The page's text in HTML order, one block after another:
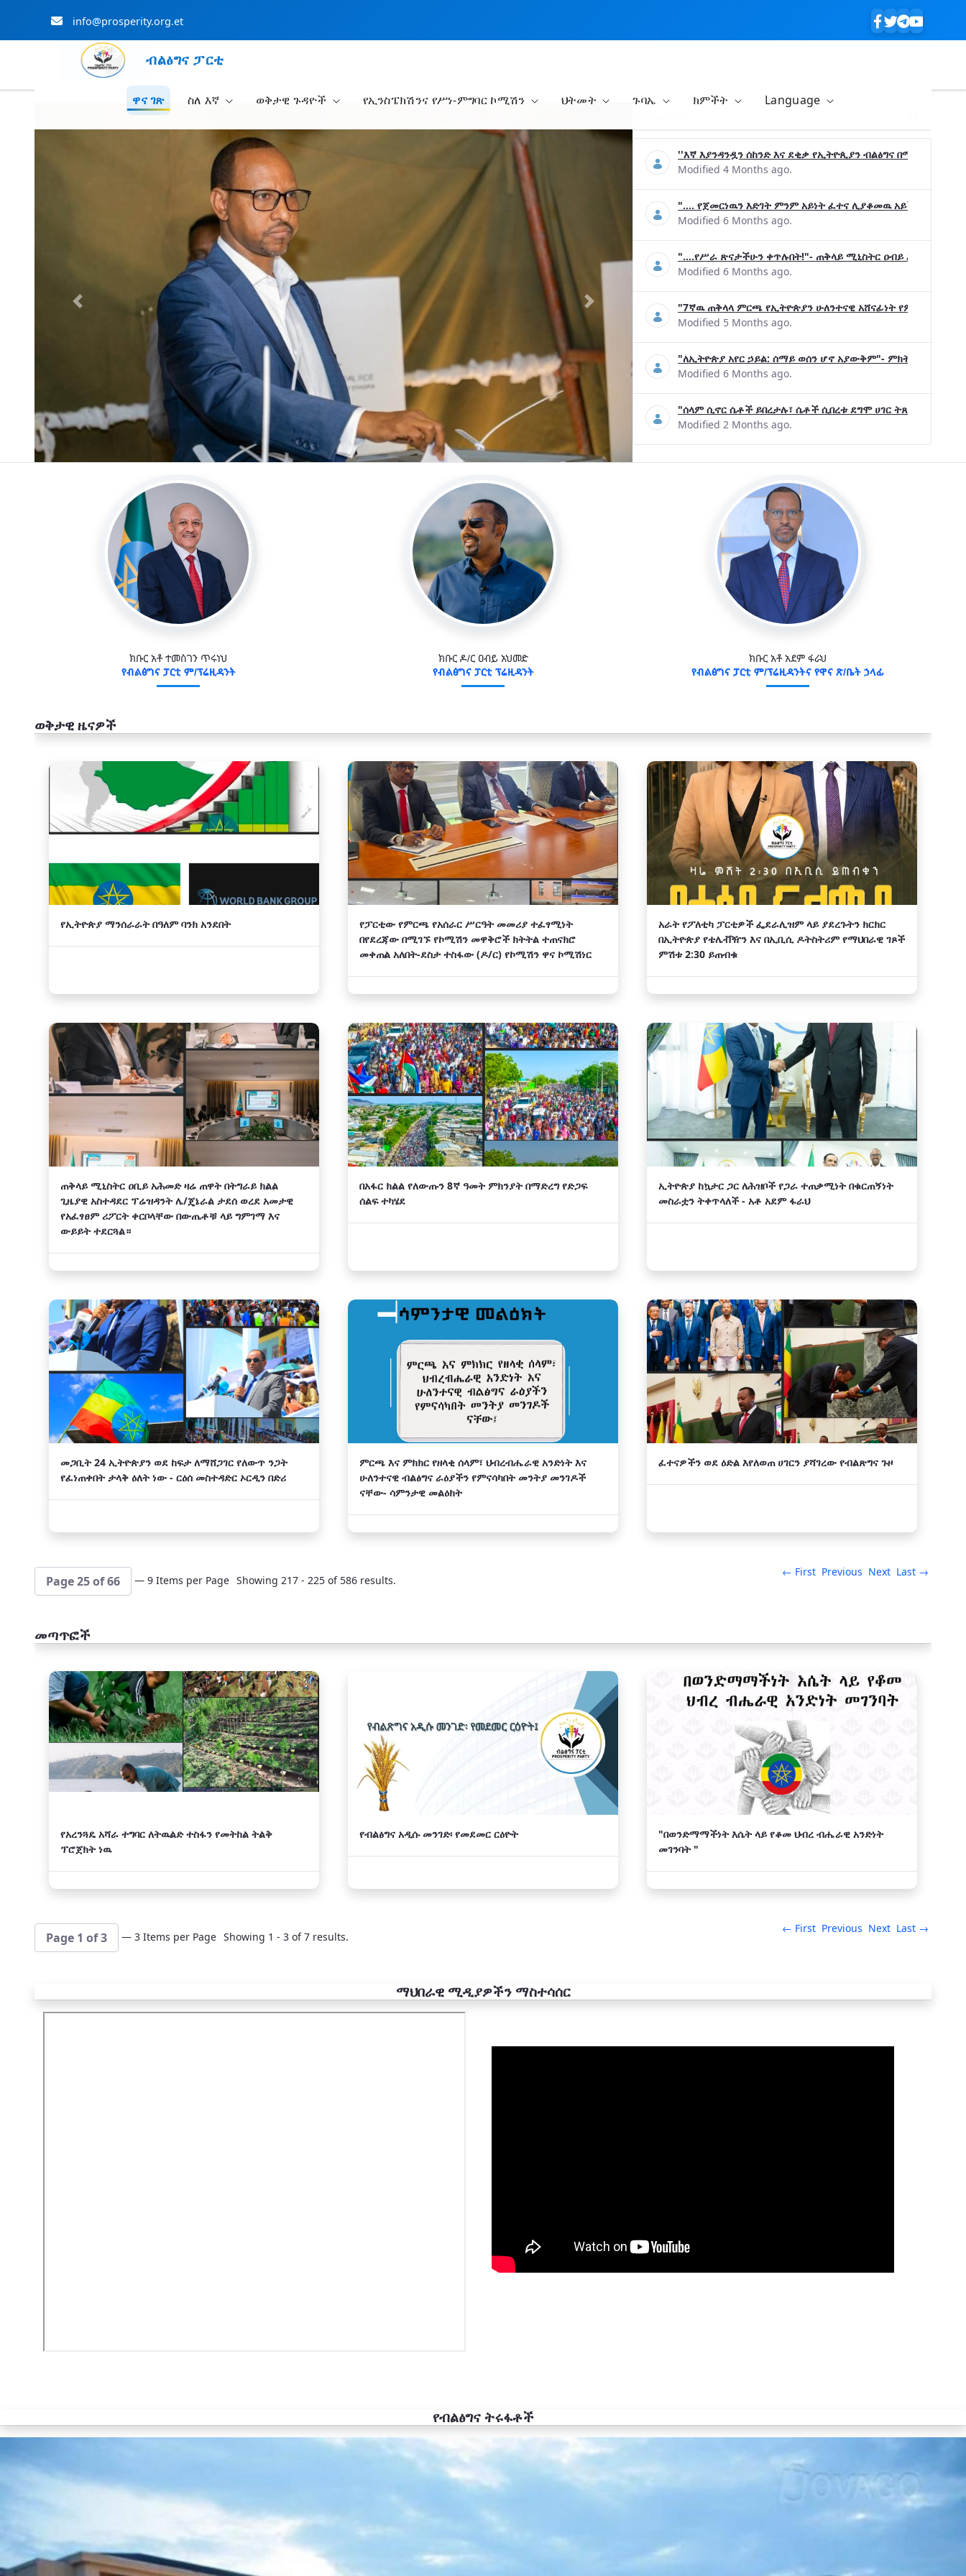
info@prosperity.org.et
ብልፅግና ፓርቲ
ዋና ገጽ ስለ እኛ ወቅታዊ ጉዳዮች የኢንስፔክሽንና የሥነ-ምግባር ኮሚሽን ህትመት ጉባኤ ክምችት Language
Previous Next
''እኛ እያንዳንዷን ሰከንድ እና ደቂቃ የኢትዮጲያን ብልፅግና በሚያረጋግጡ
Modified 4 Months ago.
".... የጀመርነዉን እድገት ምንም አይነት ፈተና ሊያቆመዉ አይችልም"-
Modified 6 Months ago.
"....የሥራ ጽናታችሁን ቀጥሉበት!"- ጠቅላይ ሚኒስትር ዐብይ አሕመድ (ዶ/ር)
Modified 6 Months ago.
"7ኛዉ ጠቅላላ ምርጫ የኢትዮጵያን ሁለንተናዊ አሸናፊነት የምናረጋግጥበት
Modified 5 Months ago.
"ለኢትዮጵያ አየር ኃይል: ሰማይ ወሰን ሆኖ አያውቅም"- ምክትል ጠቅላይ
Modified 6 Months ago.
"ሰላም ሲኖር ሴቶች ይበረታሉ፣ ሴቶች ሲበረቱ ደግሞ ሀገር ትጸናለች"- ዶ/ር
Modified 2 Months ago.
ክቡር አቶ ተመስገን ጥሩነህ
የብልፅግና ፓርቲ ም/ፕሬዚዳንት
ክቡር ዶ/ር ዐብይ አህመድ
የብልፅግና ፓርቲ ፕሬዚዳንት
ክቡር አቶ አደም ፋራህ
የብልፅግና ፓርቲ ም/ፕሬዚዳንትና የዋና ጽ/ቤት ኃላፊ
ወቅታዊ ዜናዎች
አዲስ
የኢትዮጵያ ማንሰራራት በዓለም ባንክ አንደበት
የፓርቲው የምርጫ የአሰራር ሥርዓት መመሪያ ተፈፃሚነት
በየደረጃው በሚገኙ የኮሚሽን መዋቅሮች ክትትል ተጠናክሮ
መቀጠል አለበት-ደስታ ተስፋው (ዶ/ር) የኮሚሽን ዋና ኮሚሽነር
አራት የፖለቲካ ፓርቲዎች ፌደራሊዝም ላይ ያደረጉትን ክርክር
በኢትዮጵያ የቴሌቭዥን እና በኢቢሲ ዶትስትሪም የማህበራዊ ገጾች
ምሽቱ 2:30 ይጠብቁ
ጠቅላይ ሚኒስትር ዐቢይ አሕመድ ዛሬ ጠዋት በትግራይ ክልል
ጊዜያዊ አስተዳደር ፕሬዝዳንት ሌ/ጄኔራል ታደሰ ወረደ አመታዊ
የአፈፃፀም ሪፖርት ቀርቦላቸው በውጤቶቹ ላይ ግምገማ እና
ውይይት ተደርጓል።
በአፋር ክልል የለውጡን 8ኛ ዓመት ምክንያት በማድረግ የድጋፍ
ሰልፍ ተካሄደ
ኢትዮጵያ ከኳታር ጋር ለሕዝቦች የጋራ ተጠቃሚነት በቁርጠኝነት
መስራቷን ትቀጥላለች - አቶ አደም ፋራህ
መጋቢት 24 ኢትዮጵያን ወደ ከፍታ ለማሸጋገር የለውጥ ንጋት
የፈነጠቀበት ታላቅ ዕለት ነው - ርዕሰ መስተዳድር ኦርዲን በድሪ
ምርጫ እና ምክክር የዘላቂ ሰላም፣ ህብረብሔራዊ አንድነት እና
ሁለንተናዊ ብልፅግና ራዕያችን የምናሳካበት መንትያ መንገዶች
ናቸው- ሳምንታዊ መልዕክት
ፈተናዎችን ወደ ዕድል እየለወጠ ሀገርን ያሻገረው የብልጽግና ጉዞ
Page 25 of 66 — 9 Items per Page Showing 217 - 225 of 586 results.
← First Previous Next Last →
መጣጥፎች
አዲስ
የአረንጓዴ አሻራ ተግባር ለትዉልድ ተስፋን የመትከል ትልቅ
ፕሮጀክት ነዉ
የብልፅግና አዲሱ መንገድ፡ የመደመር ርዕዮት
"በወንድማማችነት እሴት ላይ የቆመ ህብረ ብሔራዊ አንድነት
መገንባት "
Page 1 of 3 — 3 Items per Page Showing 1 - 3 of 7 results.
← First Previous Next Last →
ማህበራዊ ሚዲያዎችን ማስተሳሰር
የብልፅግና ትሩፋቶች